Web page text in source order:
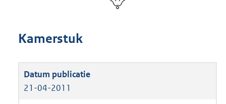
Kamerstuk
21-04-2011